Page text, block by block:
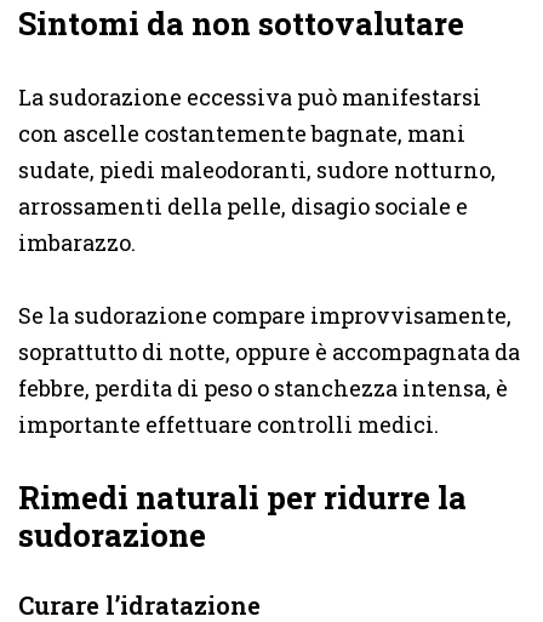
Sintomi da non sottovalutare
La sudorazione eccessiva può manifestarsi
con ascelle costantemente bagnate, mani
sudate, piedi maleodoranti, sudore notturno,
arrossamenti della pelle, disagio sociale e
imbarazzo.
Se la sudorazione compare improvvisamente,
soprattutto di notte, oppure è accompagnata da
febbre, perdita di peso o stanchezza intensa, è
importante effettuare controlli medici.
Rimedi naturali per ridurre la
sudorazione
Curare l’idratazione